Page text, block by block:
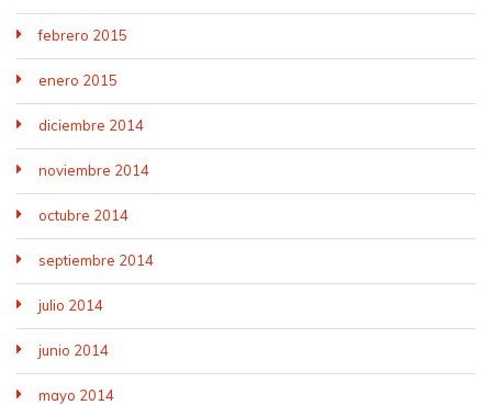
febrero 2015
enero 2015
diciembre 2014
noviembre 2014
octubre 2014
septiembre 2014
julio 2014
junio 2014
mayo 2014